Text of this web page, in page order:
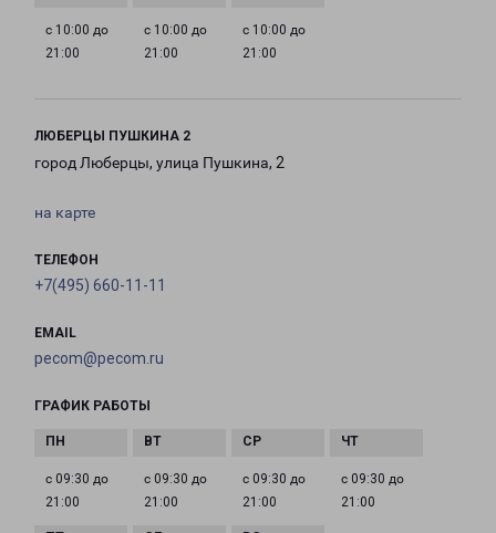
с 10:00 до
21:00
с 10:00 до
21:00
с 10:00 до
21:00
ЛЮБЕРЦЫ ПУШКИНА 2
город Люберцы, улица Пушкина, 2
на карте
ТЕЛЕФОН
+7(495) 660-11-11
EMAIL
pecom@pecom.ru
ГРАФИК РАБОТЫ
с 09:30 до
21:00
с 09:30 до
21:00
с 09:30 до
21:00
с 09:30 до
21:00